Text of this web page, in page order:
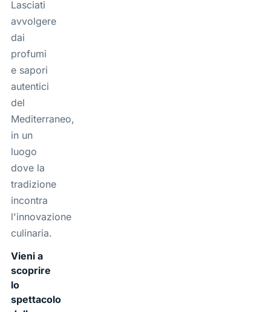
Lasciati
avvolgere
dai
profumi
e sapori
autentici
del
Mediterraneo,
in un
luogo
dove la
tradizione
incontra
l'innovazione
culinaria.
Vieni a
scoprire
lo
spettacolo